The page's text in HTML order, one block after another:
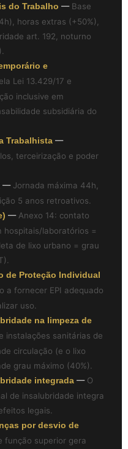
do Trabalho — Base
horas extras (+50%),
art. 192, noturno
e
Lei 13.429/17 e
inclusive em
subsidiária do
Trabalhista —
terceirização e poder
— Jornada máxima 44h,
5 anos retroativos.
— Anexo 14: contato
hospitais/laboratórios =
de lixo urbano = grau
de Proteção Individual
a fornecer EPI adequado
uso.
na limpeza de
instalações sanitárias de
circulação (e o lixo
grau máximo (40%).
integrada — O
de insalubridade integra
legais.
por desvio de
função superior gera